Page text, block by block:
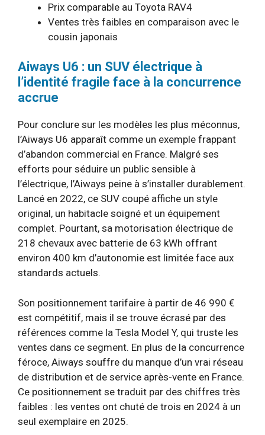
Prix comparable au Toyota RAV4
Ventes très faibles en comparaison avec le
cousin japonais
Aiways U6 : un SUV électrique à
l’identité fragile face à la concurrence
accrue
Pour conclure sur les modèles les plus méconnus,
l’Aiways U6 apparaît comme un exemple frappant
d’abandon commercial en France. Malgré ses
efforts pour séduire un public sensible à
l’électrique, l’Aiways peine à s’installer durablement.
Lancé en 2022, ce SUV coupé affiche un style
original, un habitacle soigné et un équipement
complet. Pourtant, sa motorisation électrique de
218 chevaux avec batterie de 63 kWh offrant
environ 400 km d’autonomie est limitée face aux
standards actuels.
Son positionnement tarifaire à partir de 46 990 €
est compétitif, mais il se trouve écrasé par des
références comme la Tesla Model Y, qui truste les
ventes dans ce segment. En plus de la concurrence
féroce, Aiways souffre du manque d’un vrai réseau
de distribution et de service après-vente en France.
Ce positionnement se traduit par des chiffres très
faibles : les ventes ont chuté de trois en 2024 à un
seul exemplaire en 2025.